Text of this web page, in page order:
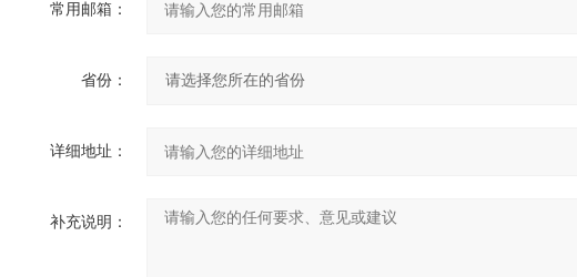
常用邮箱：
省份：
详细地址：
补充说明：